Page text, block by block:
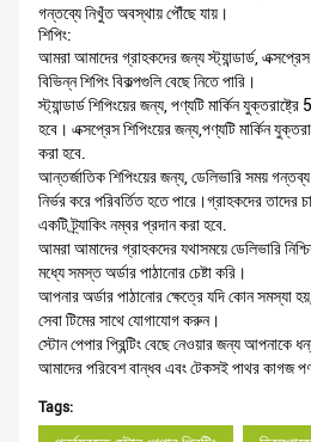
গন্তব্যে নিখুঁত অবস্থায় পৌঁছে যায়।
শিপিং:
আমরা আমাদের গ্রাহকদের জন্য স্ট্যান্ডার্ড,
বিভিন্ন শিপিং বিকল্পগুলি বেছে নিতে পারি।
স্ট্যান্ডার্ড শিপিংয়ের জন্য, পণ্যটি মার্কিন
হবে। এক্সপ্রেস শিপিংয়ের জন্য,পণ্যটি মার্কিন
করা হবে.
আন্তর্জাতিক শিপিংয়ের জন্য, ডেলিভারি সময়
নির্ভর করে পরিবর্তিত হতে পারে।গ্রাহকদের তাদের
একটি ট্র্যাকিং নম্বর প্রদান করা হবে.
আমরা আমাদের গ্রাহকদের যথাসময়ে ডেলিভারি
মধ্যে সমস্ত অর্ডার পাঠানোর চেষ্টা করি।
আপনার অর্ডার পাঠানোর ক্ষেত্রে যদি কোন সমস্যা
সেবা টিমের সাথে যোগাযোগ করুন।
স্টোন পেপার প্রিন্টিং বেছে নেওয়ার জন্য
আমাদের পরিবেশ বান্ধব এবং টেকসই পাথর কাগজ
Tags: